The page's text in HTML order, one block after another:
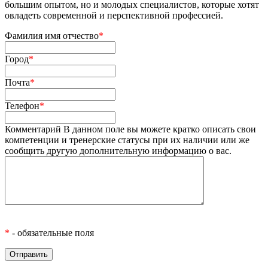
большим опытом, но и молодых специалистов, которые хотят
овладеть современной и перспективной профессией.
Фамилия имя отчество*
Город*
Почта*
Телефон*
Комментарий В данном поле вы можете кратко описать свои
компетенции и тренерские статусы при их наличии или же
сообщить другую дополнительную информацию о вас.
* - обязательные поля